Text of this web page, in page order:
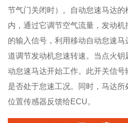
节气门关闭时）。自动怠速马达的
内，通过它调节空气流量，发动
的输入信号，利用移动自动怠速
道调节发动机怠速转速。当点火钥
动怠速马达开始工作。此开关信
是否处于怠速工况。同时，马达
位置传感器反馈给ECU。